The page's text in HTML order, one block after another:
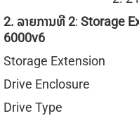
2. ລາຍການທີ 2: Storage
6000v6
Storage Extension
Drive Enclosure
Drive Type